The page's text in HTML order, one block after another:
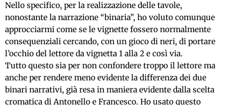
Nello specifico, per la realizzazione delle tavole,
nonostante la narrazione “binaria”, ho voluto comunque
approcciarmi come se le vignette fossero normalmente
consequenziali cercando, con un gioco di neri, di portare
l’occhio del lettore da vignetta 1 alla 2 e così via.
Tutto questo sia per non confondere troppo il lettore ma
anche per rendere meno evidente la differenza dei due
binari narrativi, già resa in maniera evidente dalla scelta
cromatica di Antonello e Francesco. Ho usato questo